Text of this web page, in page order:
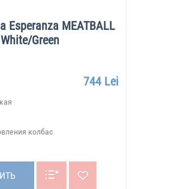
Esperanza MEATBALL
Green
744 Lei
колбас